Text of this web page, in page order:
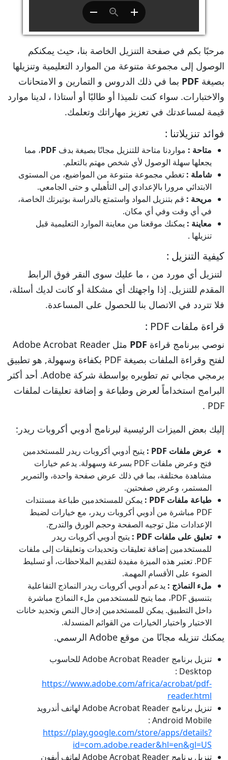
مرحبًا بكم في صفحة التنزيل الخاصة بنا، حيث يمكنكم
الوصول إلى مجموعة متنوعة من الموارد التعليمية وتنزيلها
بصيغة PDF بما في ذلك الدروس و التمارين و الامتحانات
والاختبارات. سواء كنت تلميذا أو طالبًا أو أستاذا ، لدينا موارد
قيمة لمساعدتك في تعزيز مهاراتك وتعلمك.
فوائد تنزيلاتنا :
متاحة : مواردنا متاحة للتنزيل مجانًا بصيغة بدف PDF، مما
يجعلها سهلة الوصول لأي شخص مهتم بالتعلم.
شاملة : تغطي مجموعة متنوعة من المواضيع، من المستوى
الابتدائي مرورا بالإعدادي إلى التأهيلي و حتى الجامعي.
مريحة : قم بتنزيل المواد واستمتع بالدراسة بوتيرتك الخاصة،
في أي وقت وفي أي مكان.
معاينة : يمكنك موقعنا من معاينة الموارد التعليمية قبل
تنزيلها .
كيفية التنزيل :
لتنزيل أي مورد من ، ما عليك سوى النقر فوق الرابط
المقدم للتنزيل. إذا واجهتك أي مشكلة أو كانت لديك أسئلة،
فلا تتردد في الاتصال بنا للحصول على المساعدة.
قراءة ملفات PDF :
نوصي ببرنامج قراءة PDF
مثل Adobe Acrobat Reader
لفتح وقراءة الملفات بصيغة PDF بكفاءة وسهولة, هو تطبيق
برمجي مجاني تم تطويره بواسطة شركة Adobe. أحد أكثر
البرامج استخداماً لعرض وطباعة و إضافة تعليقات لملفات
PDF .
إليك بعض الميزات الرئيسية لبرنامج أدوبي أكروبات ريدر:
عرض ملفات PDF :
يتيح أدوبي أكروبات ريدر للمستخدمين
فتح وعرض ملفات PDF بسرعة وسهولة. يدعم خيارات
مشاهدة مختلفة، بما في ذلك عرض صفحة واحدة، والتمرير
المستمر، وعرض صفحتين.
طباعة ملفات PDF :
يمكن للمستخدمين طباعة مستندات
PDF مباشرة من أدوبي أكروبات ريدر، مع خيارات لضبط
الإعدادات مثل توجيه الصفحة وحجم الورق والتدرج.
تعليق على ملفات PDF :
يتيح أدوبي أكروبات ريدر
للمستخدمين إضافة تعليقات وتحديدات وتعليقات إلى ملفات
PDF. تعتبر هذه الميزة مفيدة لتقديم الملاحظات، أو تسليط
الضوء على الأقسام المهمة.
ملء النماذج : يدعم أدوبي أكروبات ريدر النماذج التفاعلية
بتنسيق PDF، مما يتيح للمستخدمين ملء النماذج مباشرة
داخل التطبيق. يمكن للمستخدمين إدخال النص وتحديد خانات
الاختيار واختيار الخيارات من القوائم المنسدلة.
يمكنك تنزيله مجانًا من موقع Adobe الرسمي.
تنزيل برنامج Adobe Acrobat Reader للحاسوب
Desktop :
https://www.adobe.com/africa/acrobat/pdf-
reader.html
تنزيل برنامج Adobe Acrobat Reader لهاتف أندرويد
Android Mobile :
https://play.google.com/store/apps/details?
id=com.adobe.reader&hl=en&gl=US
تنزيل برنامج Adobe Acrobat Reader لهاتف أيفون